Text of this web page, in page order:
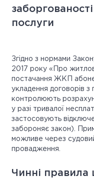
послуги
Згідно з нормами
2017 року «Про
постачання ЖКП
укладення договорів з
контролюють
у разі тривалої
застосовують
забороняє закон).
можливе через
провадження.
Чинні правила